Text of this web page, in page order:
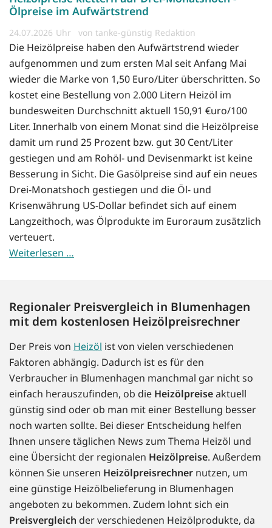
Ölpreise im Aufwärtstrend
24.07.2026 von tanke-günstig Redaktion
Die Heizölpreise haben den Aufwärtstrend wieder
aufgenommen und zum ersten Mal seit Anfang Mai
wieder die Marke von 1,50 Euro/Liter überschritten. So
kostet eine Bestellung von 2.000 Litern Heizöl im
bundesweiten Durchschnitt aktuell 150,91 €uro/100
Liter. Innerhalb von einem Monat sind die Heizölpreise
damit um rund 25 Prozent bzw. gut 30 Cent/Liter
gestiegen und am Rohöl- und Devisenmarkt ist keine
Besserung in Sicht. Die Gasölpreise sind auf ein neues
Drei-Monatshoch gestiegen und die Öl- und
Krisenwährung US-Dollar befindet sich auf einem
Langzeithoch, was Ölprodukte im Euroraum zusätzlich
verteuert.
Weiterlesen …
Regionaler Preisvergleich in Blumenhagen
mit dem kostenlosen Heizölpreisrechner
Der Preis von Heizöl ist von vielen verschiedenen
Faktoren abhängig. Dadurch ist es für den
Verbraucher in Blumenhagen manchmal gar nicht so
einfach herauszufinden, ob die Heizölpreiseaktuell
günstig sind oder ob man mit einer Bestellung besser
noch warten sollte. Bei dieser Entscheidung helfen
Ihnen unsere täglichen News zum Thema Heizöl und
eine Übersicht der regionalen Heizölpreise. Außerdem
können Sie unseren Heizölpreisrechner nutzen, um
eine günstige Heizölbelieferung in Blumenhagen
angeboten zu bekommen. Zudem lohnt sich ein
Preisvergleich der verschiedenen Heizölprodukte, da